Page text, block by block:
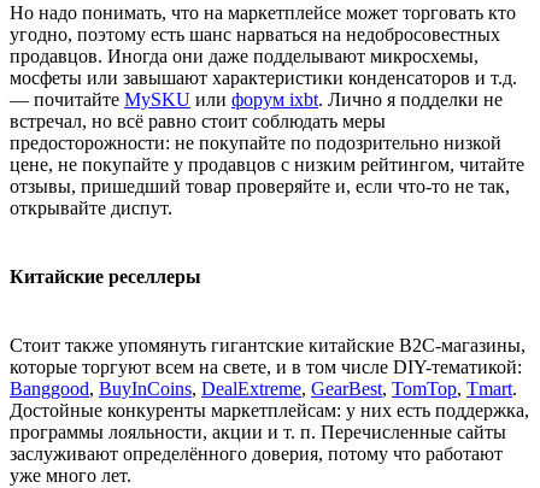
Но надо понимать, что на маркетплейсе может торговать кто
угодно, поэтому есть шанс нарваться на недобросовестных
продавцов. Иногда они даже подделывают микросхемы,
мосфеты или завышают характеристики конденсаторов и т.д.
— почитайте MySKU или форум ixbt. Лично я подделки не
встречал, но всё равно стоит соблюдать меры
предосторожности: не покупайте по подозрительно низкой
цене, не покупайте у продавцов с низким рейтингом, читайте
отзывы, пришедший товар проверяйте и, если что-то не так,
открывайте диспут.
Китайские реселлеры
Стоит также упомянуть гигантские китайские B2C-магазины,
которые торгуют всем на свете, и в том числе DIY-тематикой:
Banggood, BuyInCoins, DealExtreme, GearBest, TomTop, Tmart.
Достойные конкуренты маркетплейсам: у них есть поддержка,
программы лояльности, акции и т. п. Перечисленные сайты
заслуживают определённого доверия, потому что работают
уже много лет.